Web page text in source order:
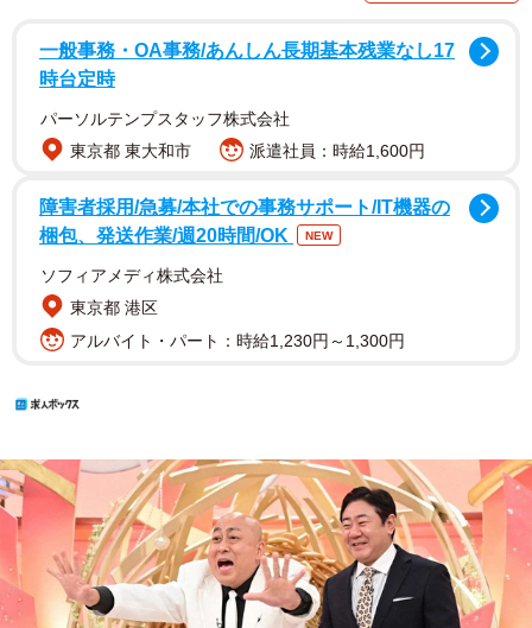
一般事務・OA事務/あんしん長期基本残業なし17
時台定時
パーソルテンプスタッフ株式会社
東京都 東大和市
派遣社員：時給1,600円
障害者採用/急募/本社での事務サポート/IT機器の
梱包、発送作業/週20時間/OK
NEW
ソフィアメディ株式会社
東京都 港区
アルバイト・パート：時給1,230円～1,300円